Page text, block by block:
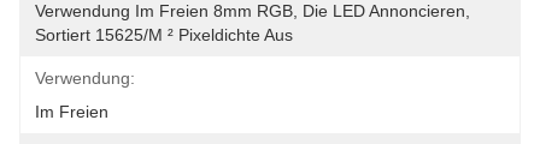
Verwendung Im Freien 8mm RGB, Die LED Annoncieren,
Sortiert 15625/m ² Pixeldichte Aus
Verwendung:
Im Freien